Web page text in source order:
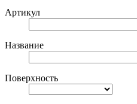
Артикул
Название
Поверхность